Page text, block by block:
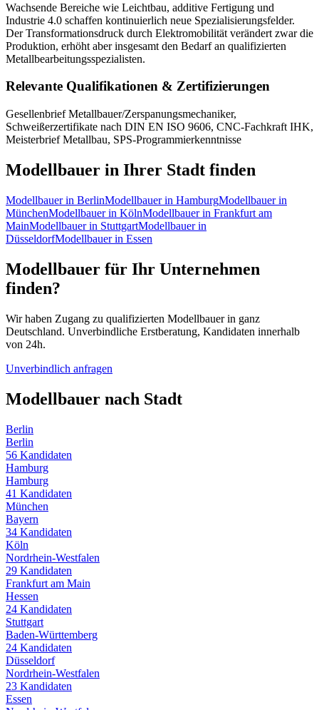
Wachsende Bereiche wie Leichtbau, additive Fertigung und
Industrie 4.0 schaffen kontinuierlich neue Spezialisierungsfelder.
Der Transformationsdruck durch Elektromobilität verändert zwar die
Produktion, erhöht aber insgesamt den Bedarf an qualifizierten
Metallbearbeitungsspezialisten.
Relevante Qualifikationen & Zertifizierungen
Gesellenbrief Metallbauer/Zerspanungsmechaniker,
Schweißerzertifikate nach DIN EN ISO 9606, CNC-Fachkraft IHK,
Meisterbrief Metallbau, SPS-Programmierkenntnisse
Modellbauer in Ihrer Stadt finden
Modellbauerin BerlinModellbauerin HamburgModellbauerin
MünchenModellbauerin KölnModellbauerin Frankfurt am
MainModellbauerin StuttgartModellbauerin
DüsseldorfModellbauerin Essen
Modellbauer für Ihr Unternehmen
finden?
Wir haben Zugang zu qualifizierten Modellbauerin ganz
Deutschland. Unverbindliche Erstberatung, Kandidaten innerhalb
von 24h.
Unverbindlich anfragen
Modellbauer nach Stadt
Berlin
Berlin
56 Kandidaten
Hamburg
Hamburg
41 Kandidaten
München
Bayern
34 Kandidaten
Köln
Nordrhein-Westfalen
29 Kandidaten
Frankfurt am Main
Hessen
24 Kandidaten
Stuttgart
Baden-Württemberg
24 Kandidaten
Düsseldorf
Nordrhein-Westfalen
23 Kandidaten
Essen